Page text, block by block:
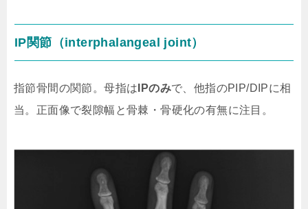
IP関節（interphalangeal joint）
指節骨間の関節。母指は IPのみで、他指のPIP/DIPに相
当。正面像で裂隙幅と骨棘・骨硬化の有無に注目。